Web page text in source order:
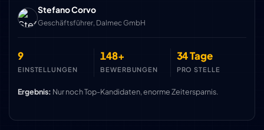
Stefano Corvo
Geschäftsführer, Dalmec GmbH
9
EINSTELLUNGEN
148+
BEWERBUNGEN
34 Tage
PRO STELLE
Ergebnis: Nur noch Top-Kandidaten, enorme Zeitersparnis.